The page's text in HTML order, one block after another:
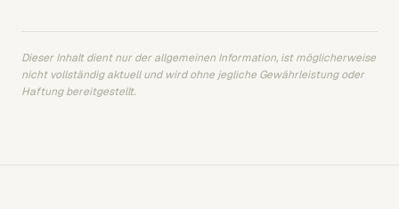
Dieser Inhalt dient nur der allgemeinen Information, ist möglicherweise
nicht vollständig aktuell und wird ohne jegliche Gewährleistung oder
Haftung bereitgestellt.